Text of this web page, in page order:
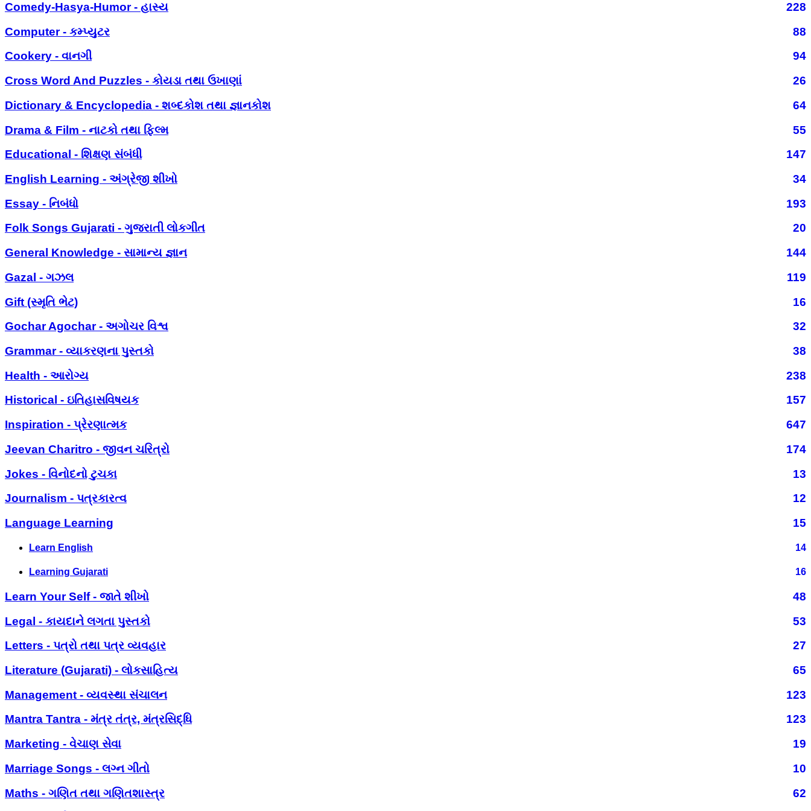
Comedy-Hasya-Humor - હાસ્ય
228
Computer - કમ્પ્યુટર
88
Cookery - વાનગી
94
Cross Word And Puzzles - કોયડા તથા ઉખાણાં
26
Dictionary & Encyclopedia - શબ્દકોશ તથા જ્ઞાનકોશ
64
Drama & Film - નાટકો તથા ફિલ્મ
55
Educational - શિક્ષણ સંબંધી
147
English Learning - અંગ્રેજી શીખો
34
Essay - નિબંધો
193
Folk Songs Gujarati - ગુજરાતી લોકગીત
20
General Knowledge - સામાન્ય જ્ઞાન
144
Gazal - ગઝલ
119
Gift (સ્મૃતિ ભેટ)
16
Gochar Agochar - અગોચર વિશ્વ
32
Grammar - વ્યાકરણના પુસ્તકો
38
Health - આરોગ્ય
238
Historical - ઇતિહાસવિષયક
157
Inspiration - પ્રેરણાત્મક
647
Jeevan Charitro - જીવન ચરિત્રો
174
Jokes - વિનોદનો ટુચકા
13
Journalism - પત્રકારત્વ
12
Language Learning
15
Learn English 14
Learning Gujarati 16
Learn Your Self - જાતે શીખો
48
Legal - કાયદાને લગતા પુસ્તકો
53
Letters - પત્રો તથા પત્ર વ્યવહાર
27
Literature (Gujarati) - લોકસાહિત્ય
65
Management - વ્યવસ્થા સંચાલન
123
Mantra Tantra - મંત્ર તંત્ર, મંત્રસિદ્ધિ
123
Marketing - વેચાણ સેવા
19
Marriage Songs - લગ્ન ગીતો
10
Maths - ગણિત તથા ગણિતશાસ્ત્ર
62